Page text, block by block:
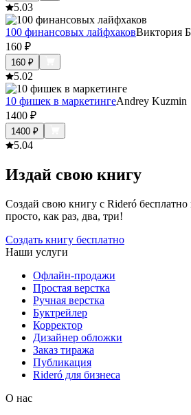
5.03
100 финансовых лайфхаковВиктория
160 ₽
160 ₽
5.02
10 фишек в маркетингеAndrey Kuzmin
1400 ₽
1400 ₽
5.04
Издай свою книгу
Создай свою книгу с Rideró
просто, как раз, два, три!
Создать книгу бесплатно
Наши услуги
Офлайн-продажи
Простая верстка
Ручная верстка
Буктрейлер
Корректор
Дизайнер обложки
Заказ тиража
Публикация
Rideró для бизнеса
О нас